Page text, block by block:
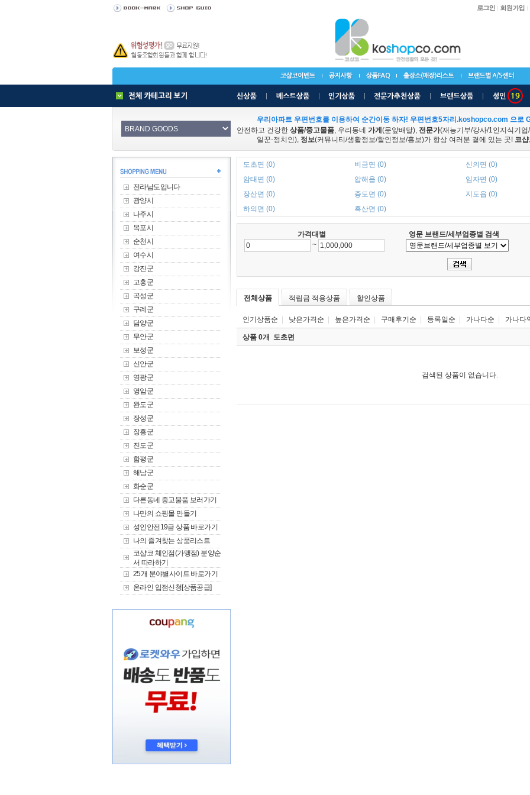
우리아파트 우편번호를 이용하여 순간이동 하자! 우편번호5자리.koshopco.com 으로
안전하고 건강한 상품/중고물품, 우리동네 가게 (문앞배달), 전문가(재능기부/강사/1인지식기업
일꾼-정치인), 정보(커뮤니티/생활정보/할인정보/홍보)가 항상 여러분 곁에 있는 곳! 코
전라남도입니다
광양시
나주시
목포시
순천시
여수시
강진군
고흥군
곡성군
구례군
담양군
무안군
보성군
신안군
영광군
영암군
완도군
장성군
장흥군
진도군
함평군
해남군
화순군
다른동네 중고물품 보러가기
나만의 쇼핑몰 만들기
성인안전19금 상품 바로가기
나의 즐겨찾는 상품리스트
코샵코 체인점(가맹점) 분양순
서 따라하기
25개 분야별사이트 바로가기
온라인 입점신청[상품공급]
도초면 (0) 비금면 (0)
신의면 (0)
암태면 (0)
압해읍 (0)
임자면 (0)
장산면 (0)
증도면 (0)
지도읍 (0)
하의면 (0)
흑산면 (0)
가격대별
영문 브랜드/세부업종별 검색
~
전체상품 적립금 적용상품 할인상품
인기상품순 낮은가격순 높은가격순 구매후기순 등록일순 가나다순 가나다
상품 0개 도초면
검색된 상품이 없습니다.